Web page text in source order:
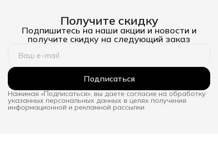
Получите скидку
Подпишитесь на наши акции и новости и
получите скидку на следующий заказ
Подписаться
Нажимая «Подписаться», вы даете согласие на обработку
указанных персональных данных в целях получения
информационной и рекламной рассылки